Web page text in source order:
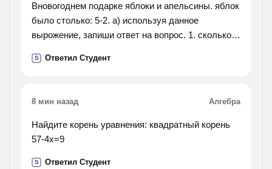
Вновогоднем подарке яблоки и апельсины. яблок
было столько: 5-2. а) используя данное
вырожение, запиши ответ на вопрос. 1. сколько
3. сколько яблок в подарке?
S Ответил Студент
8 мин назад Алгебра
Найдите корень уравнения: квадратный корень
57-4х=9
S Ответил Студент